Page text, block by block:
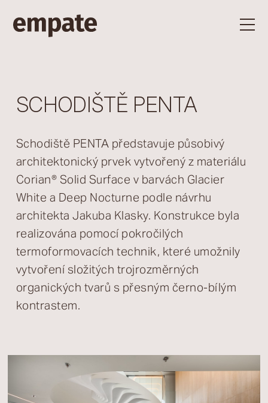
SCHODIŠTĚ PENTA
Schodiště PENTA představuje působivý
architektonický prvek vytvořený z materiálu
Corian® Solid Surface v barvách Glacier
White a Deep Nocturne podle návrhu
architekta Jakuba Klasky. Konstrukce byla
realizována pomocí pokročilých
termoformovacích technik, které umožnily
vytvoření složitých trojrozměrných
organických tvarů s přesným černo-bílým
kontrastem.